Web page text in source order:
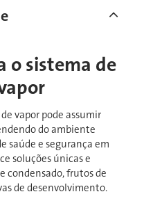
o sistema de
vapor pode assumir
do ambiente
saúde e segurança em
soluções únicas e
condensado, frutos de
de desenvolvimento.